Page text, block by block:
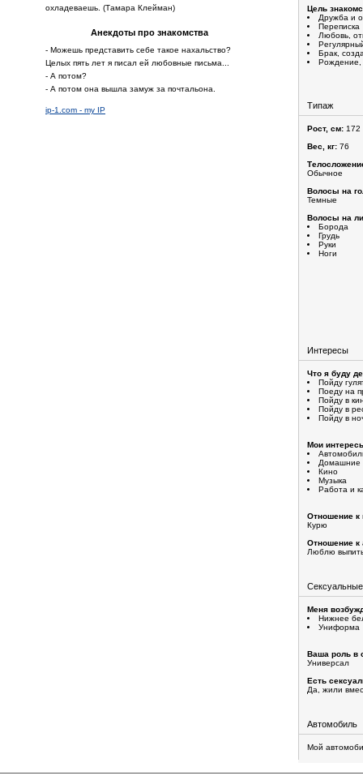
охладеваешь. (Тамара Клейман)
Анекдоты про знакомства
- Можешь представить себе такое нахальство?
Целых пять лет я писал ей любовные письма...
- А потом?
- А потом она вышла замуж за почтальона.
ip-1.com - my IP
Цель
Дружба и
Переписка
Любовь,
Брак,
Рождение,
Типаж
Рост, см: 172
Вес, кг: 76
Обычное
Волосы на
Темные
Волосы на
Борода
Грудь
Руки
Ноги
Интересы
Что я буду
Пойду
Поеду на
Пойду в
Пойду в
Пойду в
Мои
Домашние
Кино
Музыка
Работа и
Отношение к
Курю
Отношение к
Люблю
Меня
Нижнее
Униформа
Ваша роль в
Универсал
Есть
Да, жили
Автомобиль
Мой